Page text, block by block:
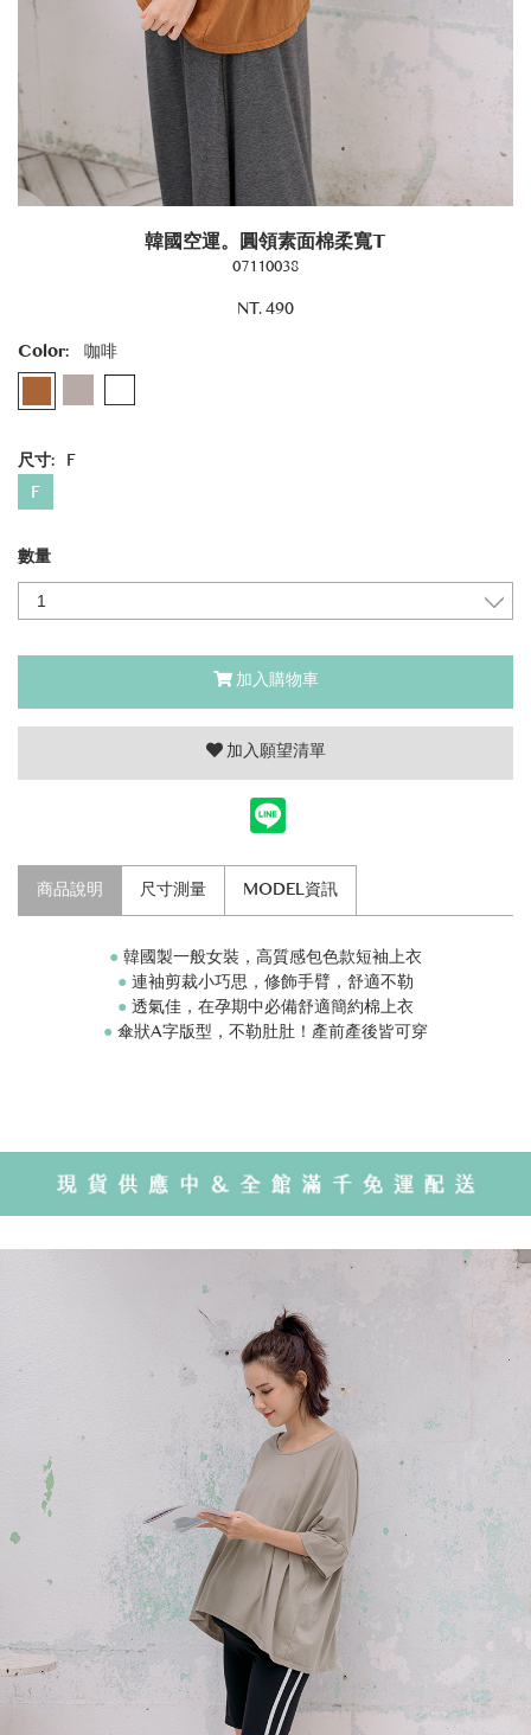
韓國空運。圓領素面棉柔寬T
07110038
NT. 490
Color:
咖啡
尺寸: F
F
數量
加入購物車
加入願望清單
商品說明 尺寸測量 MODEL資訊
● 韓國製一般女裝，高質感包色款短袖上衣
● 連袖剪裁小巧思，修飾手臂，舒適不勒
● 透氣佳，在孕期中必備舒適簡約棉上衣
● 傘狀A字版型，不勒肚肚！產前產後皆可穿